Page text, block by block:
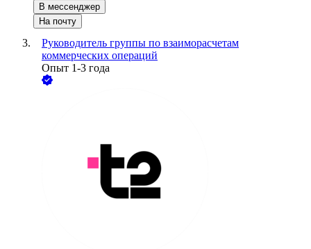
В мессенджер
На почту
Руководитель группы по взаиморасчетам
коммерческих операций
Опыт 1-3 года